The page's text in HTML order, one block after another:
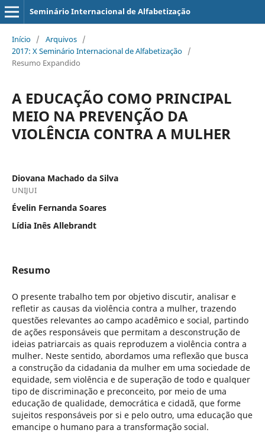
Seminário Internacional de Alfabetização
Início / Arquivos /
2017: X Seminário Internacional de Alfabetização /
Resumo Expandido
A EDUCAÇÃO COMO PRINCIPAL
MEIO NA PREVENÇÃO DA
VIOLÊNCIA CONTRA A MULHER
Diovana Machado da Silva
UNIJUI
Évelin Fernanda Soares
Lídia Inês Allebrandt
Resumo
O presente trabalho tem por objetivo discutir, analisar e
refletir as causas da violência contra a mulher, trazendo
questões relevantes ao campo acadêmico e social, partindo
de ações responsáveis que permitam a desconstrução de
ideias patriarcais as quais reproduzem a violência contra a
mulher. Neste sentido, abordamos uma reflexão que busca
a construção da cidadania da mulher em uma sociedade de
equidade, sem violência e de superação de todo e qualquer
tipo de discriminação e preconceito, por meio de uma
educação de qualidade, democrática e cidadã, que forme
sujeitos responsáveis por si e pelo outro, uma educação que
emancipe o humano para a transformação social.